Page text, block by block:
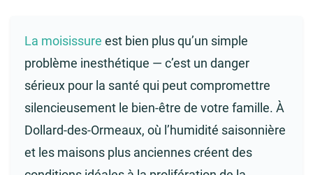
La moisissure est bien plus qu’un simple
problème inesthétique — c’est un danger
sérieux pour la santé qui peut compromettre
silencieusement le bien-être de votre famille. À
Dollard-des-Ormeaux, où l’humidité saisonnière
et les maisons plus anciennes créent des